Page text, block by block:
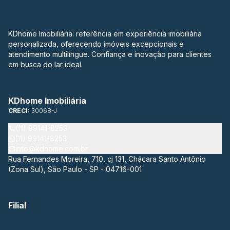
KDhome Imobiliária: referência em experiência imobiliária
personalizada, oferecendo imóveis excepcionais e
atendimento multilíngue. Confiança e inovação para clientes
em busca do lar ideal.
KDhome Imobiliária
CRECI: 30068-J
Rua Fernandes Moreira, 710, cj 131, Chácara Santo Antônio
(Zona Sul), São Paulo - SP - 04716-001
Filial